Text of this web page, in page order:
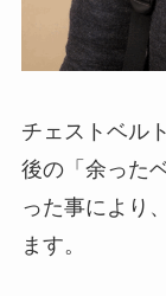
チェストベル
後の「余った
った事により
ます。